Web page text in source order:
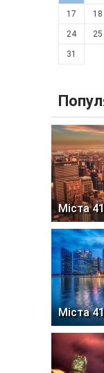
17 18
24 25
31
Міста
Міста